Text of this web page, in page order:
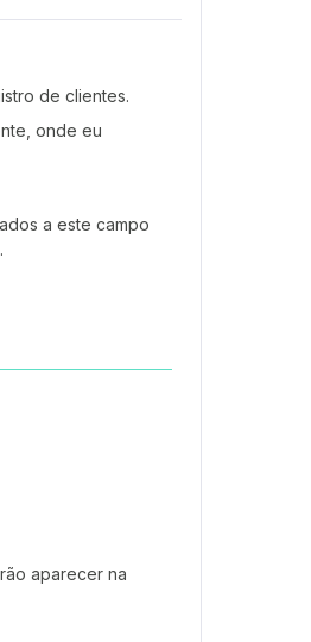
de clientes.
onde eu
a este campo
aparecer na